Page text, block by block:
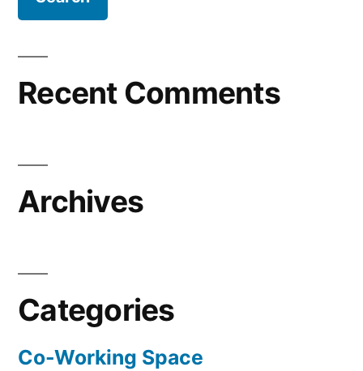
Recent Comments
Archives
Categories
Co-Working Space